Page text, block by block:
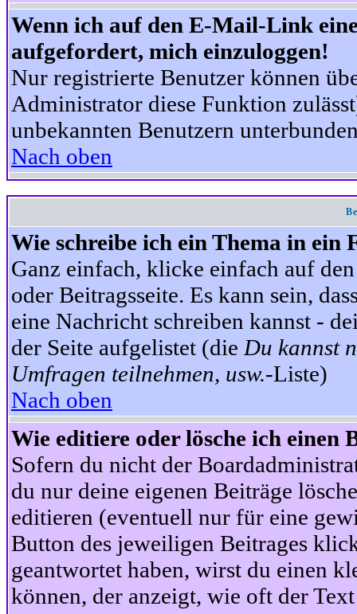
Wenn ich auf den E-Mail-Link
aufgefordert, mich einzuloggen!
Nur registrierte Benutzer können
Administrator diese Funktion
unbekannten Benutzern
Nach oben
Wie schreibe ich ein Thema in ein
Ganz einfach, klicke einfach auf
oder Beitragsseite. Es kann sein,
eine Nachricht schreiben kannst -
der Seite aufgelistet (die Du kannst
Umfragen teilnehmen, usw.-Liste)
Nach oben
Wie editiere oder lösche ich einen
Sofern du nicht der
du nur deine eigenen Beiträge
editieren (eventuell nur für eine
Button des jeweiligen Beitrages
geantwortet haben, wirst du einen
können, der anzeigt, wie oft der